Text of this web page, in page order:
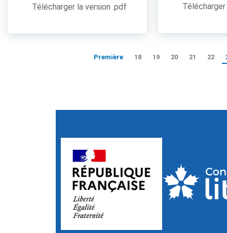
Télécharger la version .pdf
Première 18 19 20 21 22